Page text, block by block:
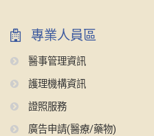
專業人員區
醫事管理資訊
護理機構資訊
證照服務
廣告申請(醫療/藥物)